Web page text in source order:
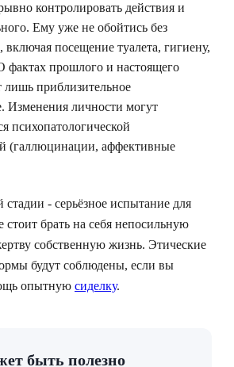
контролировать действия и
Ему уже не обойтись без
включая посещение туалета, гигиену,
прошлого и настоящего
лишь приблизительное
Изменения личности могут
психопатологической
(галлюцинации, аффективные
- серьёзное испытание для
стоит брать на себя непосильную
собственную жизнь. Этические
будут соблюдены, если вы
опытную сиделку.
быть полезно